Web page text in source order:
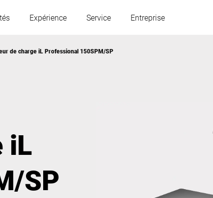
Expérience Service Entreprise
de charge iL Professional 150SPM/SP
iL
SP